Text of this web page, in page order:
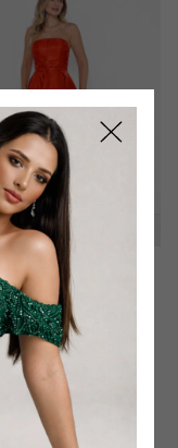
em Zibeline
Sem Alças
sem juros